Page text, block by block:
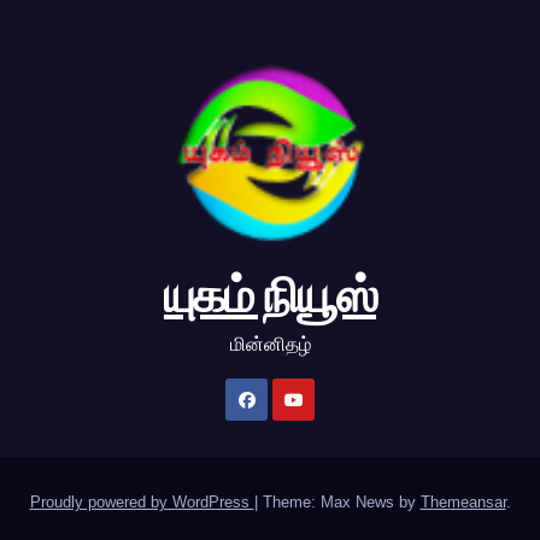
யுகம் நியூஸ்
மின்னிதழ்
Proudly powered by WordPress Theme: Max News by Themeansar.